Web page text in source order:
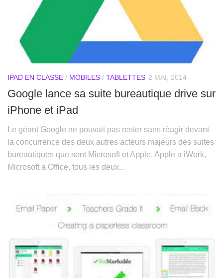
IPAD EN CLASSE / MOBILES / TABLETTES 2 MAI, 2014
Google lance sa suite bureautique drive sur
iPhone et iPad
Le géant Google ne pouvait pas rester sans réagir devant
la concurrence des deux autres acteurs majeurs des suites
bureautiques que sont Microsoft et Apple. Apple a iWork,
Microsoft a Office, tous les deux...